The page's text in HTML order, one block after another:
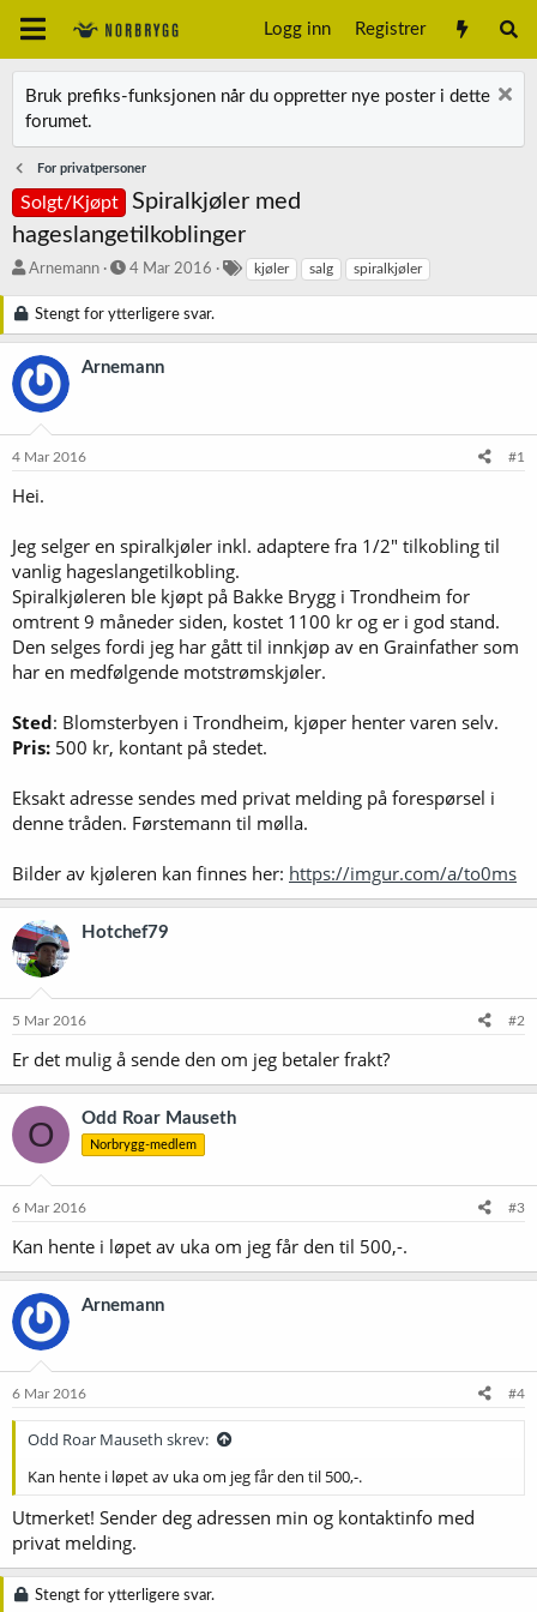
Logg inn Registrer
Bruk prefiks-funksjonen når du oppretter nye poster i dette
forumet.
For privatpersoner
Solgt/Kjøpt
Spiralkjøler med
hageslangetilkoblinger
T
å
d
s
t
a
t
e
Arnemann
S
a
r
d
o
4 Mar 2016
k
kjøler salg spiralkjøler
Stengt for ytterligere svar.
Arnemann
4 Mar 2016 #1
Hei.
Jeg selger en spiralkjøler inkl. adaptere fra 1/2" tilkobling til
vanlig hageslangetilkobling.
Spiralkjøleren ble kjøpt på Bakke Brygg i Trondheim for
omtrent 9 måneder siden, kostet 1100 kr og er i god stand.
Den selges fordi jeg har gått til innkjøp av en Grainfather som
har en medfølgende motstrømskjøler.
Sted: Blomsterbyen i Trondheim, kjøper henter varen selv.
Pris: 500 kr, kontant på stedet.
Eksakt adresse sendes med privat melding på forespørsel i
denne tråden. Førstemann til mølla.
Bilder av kjøleren kan finnes her: https://imgur.com/a/to0ms
Hotchef79
5 Mar 2016 #2
Er det mulig å sende den om jeg betaler frakt?
O Odd Roar Mauseth
Norbrygg-medlem
6 Mar 2016 #3
Kan hente i løpet av uka om jeg får den til 500,-.
Arnemann
6 Mar 2016 #4
Odd Roar Mauseth skrev:
Kan hente i løpet av uka om jeg får den til 500,-.
Utmerket! Sender deg adressen min og kontaktinfo med
privat melding.
Stengt for ytterligere svar.